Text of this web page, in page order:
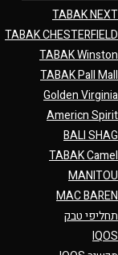
TABAK NEXT
TABAK CHESTERFIELD
TABAK Winston
TABAK Pall Mall
Golden Virginia
Americn Spirit
BALI SHAG
TABAK Camel
MANITOU
MAC BAREN
תחליפי טבק
IQOS